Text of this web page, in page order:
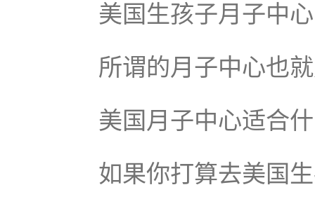
美国生孩子月子中
所谓的月子中心也
美国月子中心适合
如果你打算去美国